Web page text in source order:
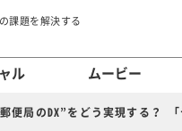
課題を解決する
ル ムービー
便局のDX”をどう実現する？